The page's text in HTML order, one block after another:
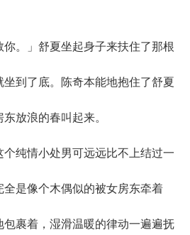
。」舒夏坐起身子来扶住了那根
到了底。陈奇本能地抱住了舒夏
放浪的春叫起来。
纯情小处男可远远比不上结过一
是像个木偶似的被女房东牵着
裹着，湿滑温暖的律动一遍遍抚